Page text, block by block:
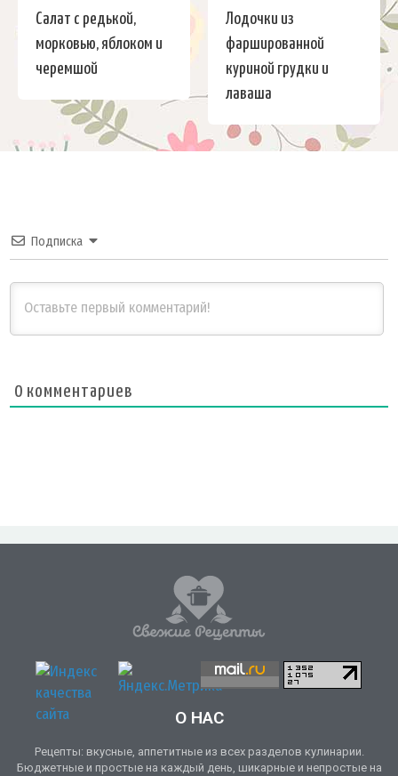
Салат с редькой,
морковью, яблоком и
черемшой
Лодочки из
фаршированной
куриной грудки и
лаваша
Подписка
0 комментариев
О НАС
Рецепты: вкусные, аппетитные из всех разделов кулинарии.
Бюджетные и простые на каждый день, шикарные и непростые на